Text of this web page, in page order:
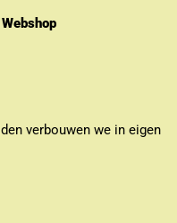
verbouwen we in eigen